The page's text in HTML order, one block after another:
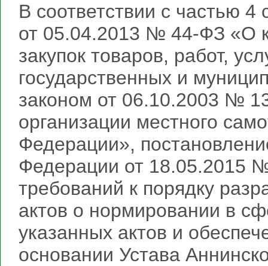
В соответствии с частью 4
от 05.04.2013 № 44-ФЗ «О
закупок товаров, работ,
государственных и
законом от 06.10.2003 №
организации местного
Федерации»,
Федерации от 18.05.2015
требований к порядку
актов о нормировании в
указанных актов и
основании Устава